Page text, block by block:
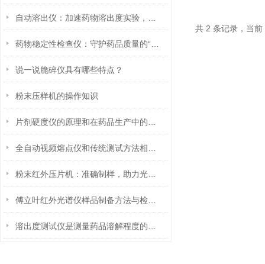
说一说脆碎仪具有哪些特点？
粉末压样机的操作知识
共 2 条记录，当